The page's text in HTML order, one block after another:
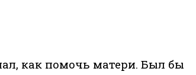
как помочь матери. Был бы